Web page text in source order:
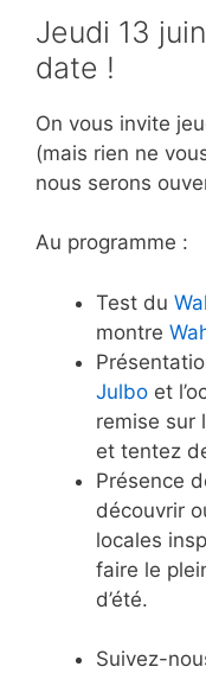
Jeudi 13
date !
On vous invite
(mais rien ne
nous serons
Au programme :
Test du
montre
Julbo et
remise sur
et tentez
Présence
découvrir
locales
faire le
d’été.
Suivez-